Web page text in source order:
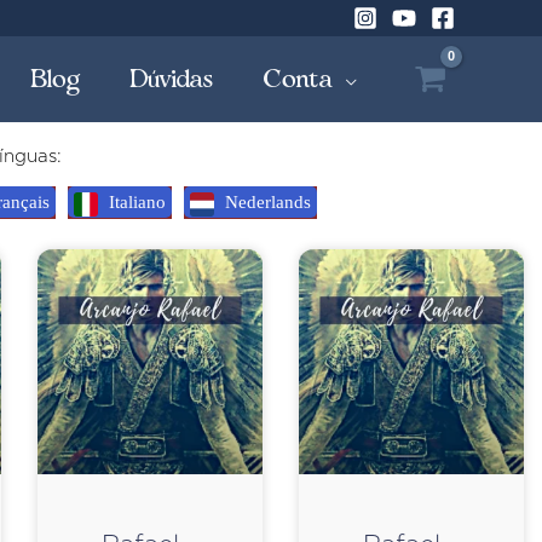
Blog Dúvidas Conta
Italiano Nederlands